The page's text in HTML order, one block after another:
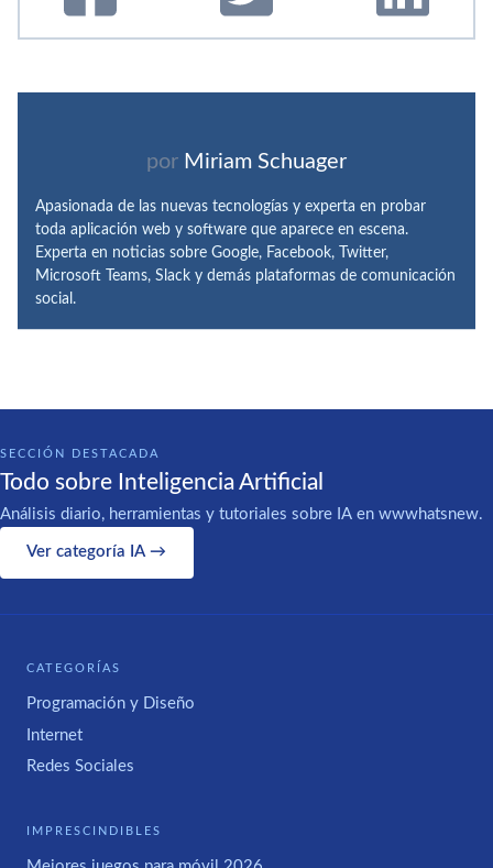
por Miriam Schuager
Apasionada de las nuevas tecnologías y experta en probar
toda aplicación web y software que aparece en escena.
Experta en noticias sobre Google, Facebook, Twitter,
Microsoft Teams, Slack y demás plataformas de comunicación
social.
SECCIÓN DESTACADA
Todo sobre Inteligencia Artificial
Análisis diario, herramientas y tutoriales sobre IA en wwwhatsnew.
Ver categoría IA →
CATEGORÍAS
Programación y Diseño
Internet
Redes Sociales
IMPRESCINDIBLES